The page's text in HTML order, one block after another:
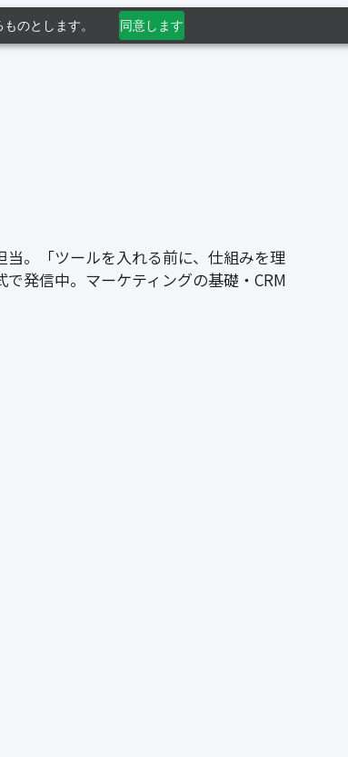
のとします。 同意します
。「ツールを入れる前に、仕組みを理
発信中。マーケティングの基礎・CRM